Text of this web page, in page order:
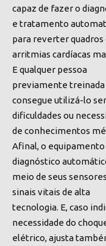
capaz de fazer o
e tratamento
para reverter quadros
arritmias cardíacas
E qualquer pessoa
previamente treinada
consegue utilizá-lo
dificuldades ou
de conhecimentos
Afinal, o equipamento
diagnóstico
meio de seus
sinais vitais de alta
tecnologia. E, caso
necessidade do
elétrico, ajusta